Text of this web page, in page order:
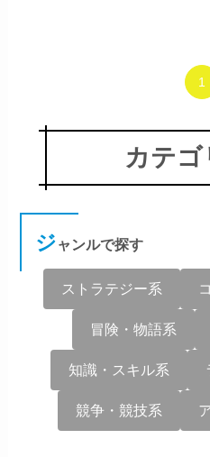
1
カテゴ
ジャンルで探す
ストラテジー系
冒険・物語系
知識・スキル系
競争・競技系